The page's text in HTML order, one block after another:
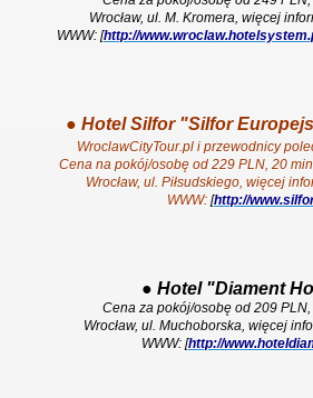
Wrocław, ul. M. Kromera, więcej
WWW: [http://
● Hotel Silfor "Silfor
WroclawCityTour.pl i przewodnicy
Cena na pokój/osobę od 229 PLN, 20
Wrocław, ul. Piłsudskiego, więcej
WWW: [http://
● Hotel "Diament
Cena za pokój/osobę od 209
Wrocław, ul. Muchoborska, więcej
WWW: [http://